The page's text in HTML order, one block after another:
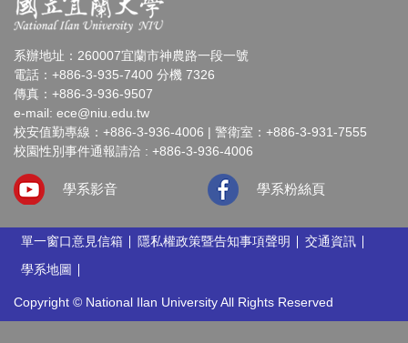
系辦地址：260007宜蘭市神農路一段一號
電話：+886-3-935-7400 分機 7326
傳真：+886-3-936-9507
e-mail: ece@niu.edu.tw
校安值勤專線：+886-3-936-4006 | 警衛室：+886-3-931-7555
校園性別事件通報請洽 : +886-3-936-4006
學系影音 學系粉絲頁
單一窗口意見信箱 隱私權政策暨告知事項聲明
交通資訊
學系地圖
Copyright © National Ilan University All Rights Reserved